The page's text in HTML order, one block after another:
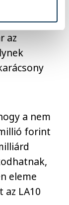
forint
az
a nem
forint
eleme
LA10